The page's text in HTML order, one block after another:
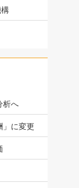
析へ
」に変更